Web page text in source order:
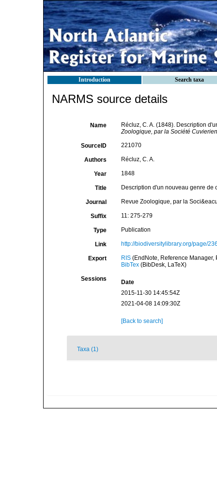
Introduction Search taxa
NARMS source details
Name
Récluz, C. A. (1848). Description
Zoologique, par la Société
SourceID 221070
Authors Récluz, C. A.
Year 1848
Title Description d'un nouveau genre
Journal Revue Zoologique, par la
Suffix 11: 275-279
Type Publication
Link http://biodiversitylibrary.org/page/
Export RIS(EndNote, Reference Manager,
BibTex(BibDesk, LaTeX)
Sessions
Date
2015-11-30 14:45:54Z
2021-04-08 14:09:30Z
[Back to search]
Taxa (1)